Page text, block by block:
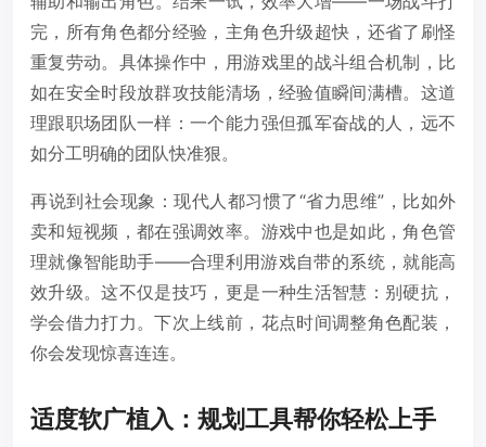
完，所有角色都分经验，主角色升级超快，还省了刷怪
重复劳动。具体操作中，用游戏里的战斗组合机制，比
如在安全时段放群攻技能清场，经验值瞬间满槽。这道
理跟职场团队一样：一个能力强但孤军奋战的人，远不
如分工明确的团队快准狠。
再说到社会现象：现代人都习惯了“省力思维”，比如外
卖和短视频，都在强调效率。游戏中也是如此，角色管
理就像智能助手——合理利用游戏自带的系统，就能高
效升级。这不仅是技巧，更是一种生活智慧：别硬抗，
学会借力打力。下次上线前，花点时间调整角色配装，
你会发现惊喜连连。
适度软广植入：规划工具帮你轻松上手